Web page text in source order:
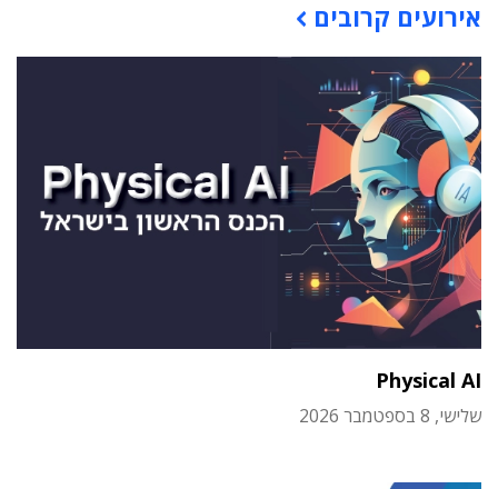
אירועים קרובים
Physical AI
שלישי, 8 בספטמבר 2026